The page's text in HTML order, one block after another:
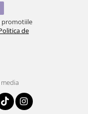
promotiile
de